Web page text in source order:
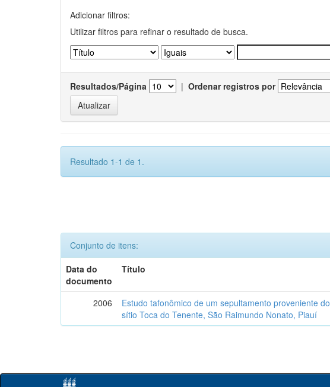
Adicionar filtros:
Utilizar filtros para refinar o resultado de busca.
Resultados/Página | Ordenar registros por
Resultado 1-1 de 1.
Conjunto de itens:
Data do
documento
Título
2006
Estudo tafonômico de um sepultamento proveniente do
sítio Toca do Tenente, São Raimundo Nonato, Piauí